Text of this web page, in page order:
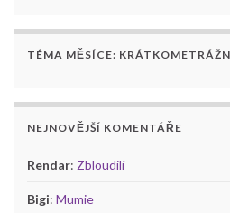
TÉMA MĚSÍCE:
NEJNOVĚJŠÍ KOMENTÁŘE
Rendar: Zbloudilí
Bigi: Mumie